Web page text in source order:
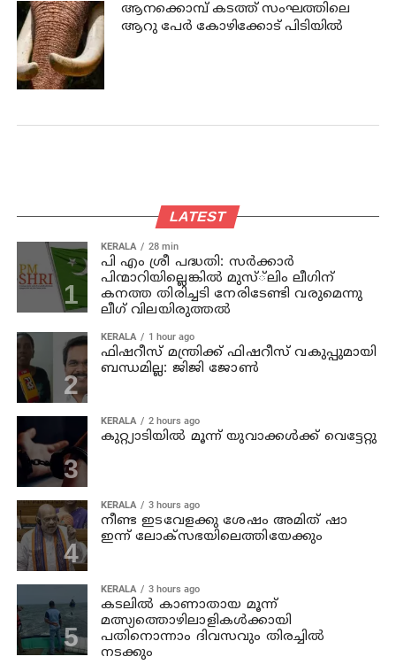
ആനക്കൊമ്പ് കടത്ത് സംഘത്തിലെ
ആറു പേര്‍ കോഴിക്കോട് പിടിയില്‍
LATEST
KERALA 28 min
പി എം ശ്രീ പദ്ധതി: സര്‍ക്കാര്‍
പിന്മാറിയില്ലെങ്കില്‍ മുസ്്‌ലിം ലീഗിന്
കനത്ത തിരിച്ചടി നേരിടേണ്ടി വരുമെന്നു
ലീഗ് വിലയിരുത്തല്‍
KERALA 1 hour ago
ഫിഷറീസ് മന്ത്രിക്ക് ഫിഷറീസ് വകുപ്പുമായി
ബന്ധമില്ല: ജിജി ജോണ്‍
KERALA 2 hours ago
കുറ്റ്യാടിയില്‍ മൂന്ന് യുവാക്കള്‍ക്ക് വെട്ടേറ്റു
KERALA 3 hours ago
നീണ്ട ഇടവേളക്കു ശേഷം അമിത് ഷാ
ഇന്ന് ലോക്‌സഭയിലെത്തിയേക്കും
KERALA 3 hours ago
കടലില്‍ കാണാതായ മൂന്ന്
മത്സ്യത്തൊഴിലാളികള്‍ക്കായി
പതിനൊന്നാം ദിവസവും തിരച്ചില്‍
നടക്കും